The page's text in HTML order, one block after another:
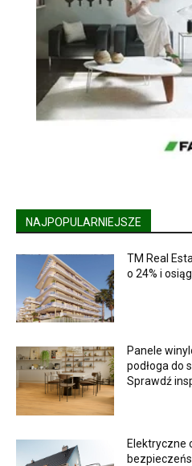
NAJPOPULARNIEJSZE
TM Real
o 24% i
Panele
podłoga do
Sprawdź
Elektryczne